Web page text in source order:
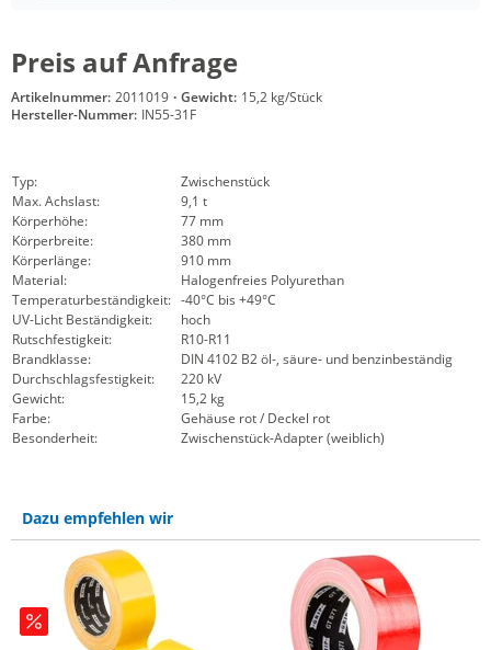
Preis auf Anfrage
Artikelnummer: 2011019 · Gewicht: 15,2 kg/Stück
Hersteller-Nummer: IN55-31F
Typ:
Zwischenstück
Max. Achslast:
9,1 t
Körperhöhe:
77 mm
Körperbreite:
380 mm
Körperlänge:
910 mm
Material:
Halogenfreies Polyurethan
Temperaturbeständigkeit: -40°C bis +49°C
UV-Licht Beständigkeit:
hoch
Rutschfestigkeit:
R10-R11
Brandklasse:
DIN 4102 B2 öl-, säure- und benzinbeständig
Durchschlagsfestigkeit:
220 kV
Gewicht:
15,2 kg
Farbe:
Gehäuse rot / Deckel rot
Besonderheit:
Zwischenstück-Adapter (weiblich)
Dazu empfehlen wir